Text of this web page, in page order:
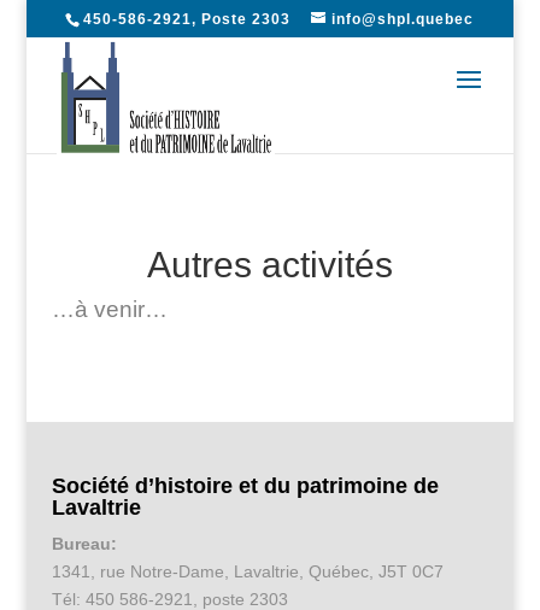
450-586-2921, Poste 2303 info@shpl.quebec
Autres activités
…à venir…
Société d’histoire et du patrimoine de
Lavaltrie
Bureau:
1341, rue Notre-Dame, Lavaltrie, Québec, J5T 0C7
Tél: 450 586-2921, poste 2303